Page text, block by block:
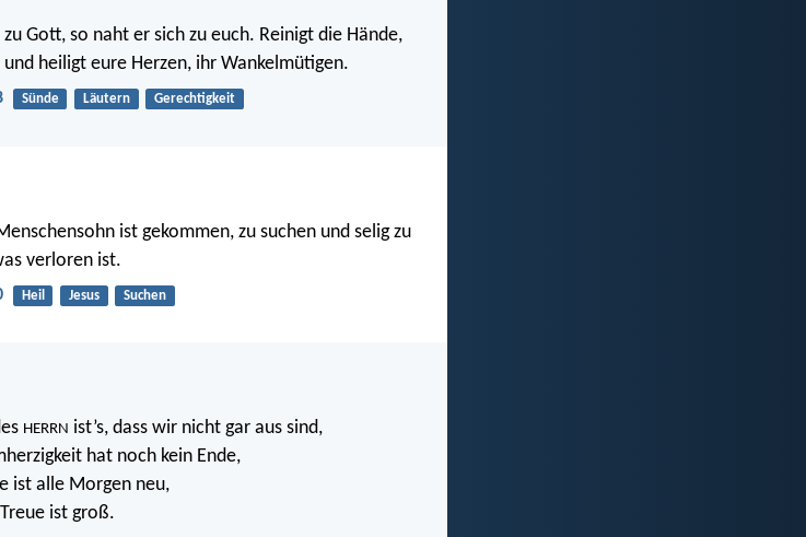
Gott, so naht er sich zu euch. Reinigt die Hände,
und heiligt eure Herzen, ihr Wankelmütigen.
Sünde Läutern Gerechtigkeit
ist gekommen, zu suchen und selig zu
verloren ist.
Heil Jesus Suchen
HERRN ist’s, dass wir nicht gar aus sind,
hat noch kein Ende,
ist alle Morgen neu,
ist groß.